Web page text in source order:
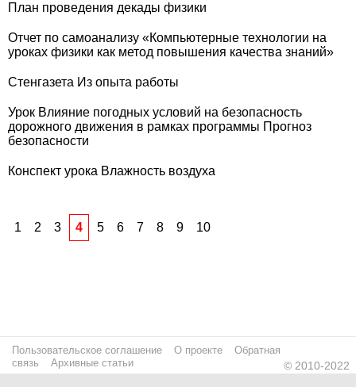
План проведения декады физики
Отчет по самоанализу «Компьютерные технологии на
уроках физики как метод повышения качества знаний»
Стенгазета Из опыта работы
Урок Влияние погодных условий на безопасность
дорожного движения в рамках программы Прогноз
безопасности
Конспект урока Влажность воздуха
1 2 3 4 5 6 7 8 9 10
Пользовательское соглашение О проекте
Обратная
связь
Архивные статьи © 2010-2022